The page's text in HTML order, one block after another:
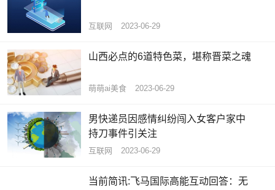
互联网 2023-06-29
山西必点的6道特色菜，堪称晋菜之魂
萌萌ai美食 2023-06-29
男快递员因感情纠纷闯入女客户家中
持刀事件引关注
互联网 2023-06-29
当前简讯:飞马国际高能互动回答：无